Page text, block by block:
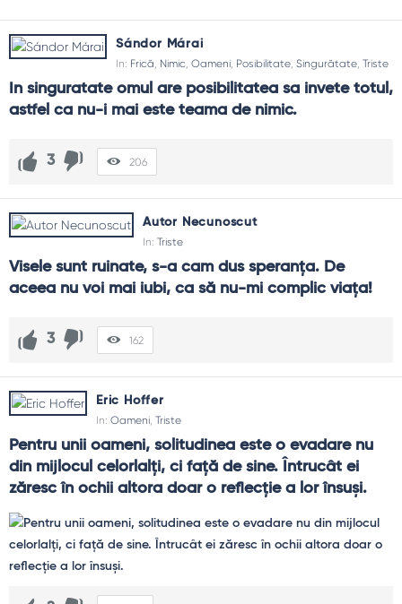
Sándor Márai
In: Frică Nimic Oameni Posibilitate Singurătate Triste
In singuratate omul are posibilitatea sa invete totul,
astfel ca nu-i mai este teama de nimic.
3 206
Autor Necunoscut
In: Triste
Visele sunt ruinate, s-a cam dus speranța. De
aceea nu voi mai iubi, ca să nu-mi complic viața!
3 162
Eric Hoffer
In: Oameni Triste
Pentru unii oameni, solitudinea este o evadare nu
din mijlocul celorlalți, ci față de sine. Întrucât ei
zăresc în ochii altora doar o reflecție a lor însuși.